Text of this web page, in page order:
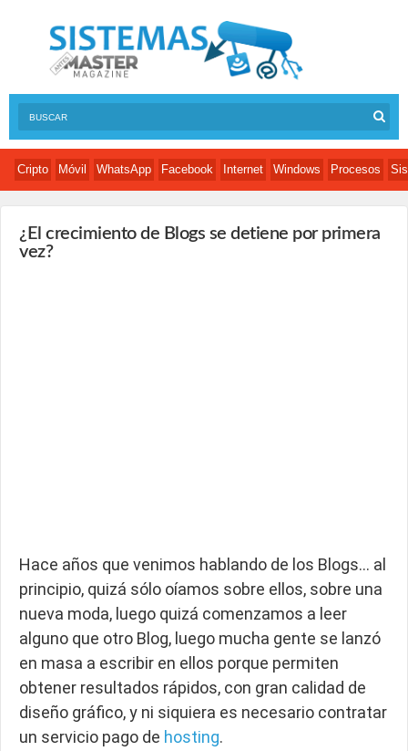
Cripto Móvil WhatsApp Facebook Internet Windows Procesos
¿El crecimiento de Blogs se detiene por primera
vez?
Hace años que venimos hablando de los Blogs… al
principio, quizá sólo oíamos sobre ellos, sobre una
nueva moda, luego quizá comenzamos a leer
alguno que otro Blog, luego mucha gente se lanzó
en masa a escribir en ellos porque permiten
obtener resultados rápidos, con gran calidad de
diseño gráfico, y ni siquiera es necesario contratar
un servicio pago de hosting.